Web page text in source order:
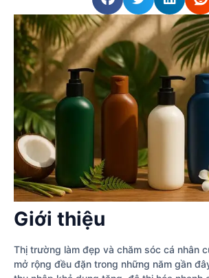
Giới thiệu
Thị trường làm đẹp và chăm sóc cá nhân
mở rộng đều đặn trong những năm gần